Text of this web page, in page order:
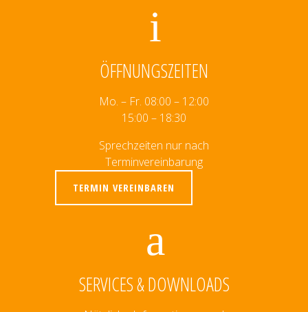
ÖFFNUNGSZEITEN
Mo. – Fr. 08:00 – 12:00
15:00 – 18:30
Sprechzeiten nur nach
Terminvereinbarung
TERMIN VEREINBAREN
SERVICES & DOWNLOADS